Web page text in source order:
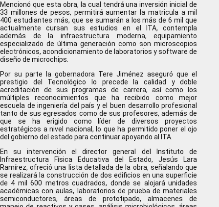
Mencionó que esta obra, la cual tendrá una inversión inicial de
33 millones de pesos, permitirá aumentar la matricula a mil
400 estudiantes más, que se sumarán a los más de 6 mil que
actualmente cursan sus estudios en el ITA, contempla
además de la infraestructura moderna, equipamiento
especializado de última generación como son microscopios
electrónicos, acondicionamiento de laboratorios y software de
diseño de microchips.
Por su parte la gobernadora Tere Jiménez aseguró que el
prestigio del Tecnológico lo precede la calidad y doble
acreditación de sus programas de carrera, así como los
múltiples reconocimientos que ha recibido como mejor
escuela de ingeniería del país y el buen desarrollo profesional
tanto de sus egresados como de sus profesores, además de
que se ha erigido como líder de diversos proyectos
estratégicos a nivel nacional, lo que ha permitido poner el ojo
del gobierno del estado para continuar apoyando al ITA.
En su intervención el director general del Instituto de
Infraestructura Física Educativa del Estado, Jesús Lara
Ramírez, ofreció una lista detallada de la obra, señalando que
se realizará la construcción de dos edificios en una superficie
de 4 mil 600 metros cuadrados, donde se alojará unidades
académicas con aulas, laboratorios de prueba de materiales
semiconductores, áreas de prototipado, almacenes de